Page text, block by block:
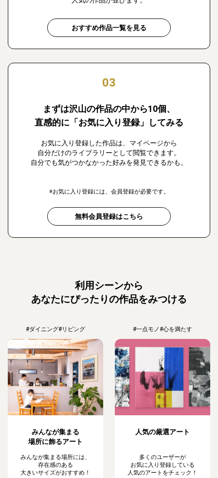
おすすめ作品一覧を見る
03
まずは沢山の作品の中から10個、
直感的に「お気に入り登録」してみる
お気に入り登録した作品は、マイページから
自分だけのライブラリーとして閲覧できます。
自分でも気がつかなかった好みを発見できるかも。
※お気に入り登録には、会員登録が必要です。
無料会員登録はこちら
利用シーンから
あなたにぴったりの作品をみつける
#ダイニング#リビング
みんなが集まる
場所に飾るアート
みんなが集まる場所には、
存在感のある
大きいサイズがおすすめ！
#一点モノ#心を満たす
人気の厳選アート
多くのユーザーが
お気に入り登録している
人気のアートをチェック！